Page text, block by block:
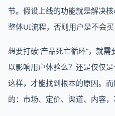
节。假设上线的功能就是解决
整体UI流程，否则用户是不会买
想要打破“产品死亡循环”，就需
以影响用户体验么？还是仅仅
这样，才能找到根本的原因。
的：市场、定价、渠道、内容，